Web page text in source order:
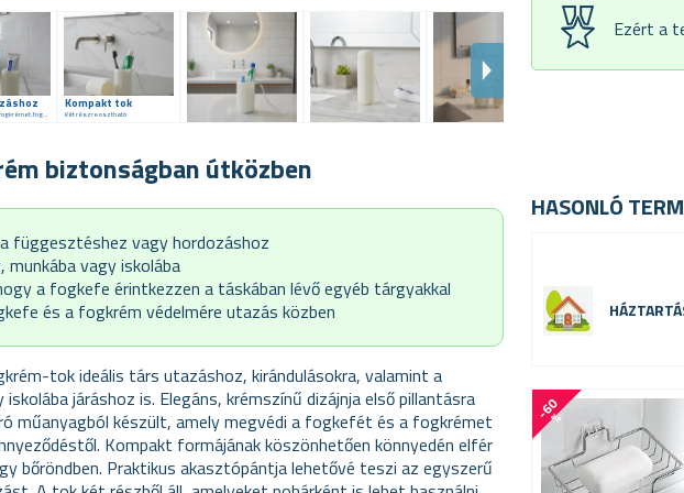
Elteheti a fogkefét, fogkrémet, fogselymet és a fogköztisztító keféket is.
Kompakt tok
Két részre osztható
Ezért a
biztonságban útközben
függesztéshez vagy hordozáshoz
munkába vagy iskolába
a fogkefe érintkezzen a táskában lévő egyéb tárgyakkal
és a fogkrém védelmére utazás közben
tok ideális társ utazáshoz, kirándulásokra, valamint a
iskolába járáshoz is. Elegáns, krémszínű dizájnja első pillantásra
műanyagból készült, amely megvédi a fogkefét és a fogkrémet
Kompakt formájának köszönhetően könnyedén elfér
bőröndben. Praktikus akasztópántja lehetővé teszi az egyszerű
HASONLÓ
-
6
0
%